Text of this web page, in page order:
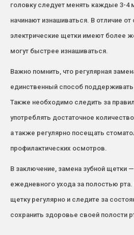
головку следует менять каждые 3-4
начинают изнашиваться. В отличие
электрические щетки имеют более
могут быстрее изнашиваться.
Важно помнить, что регулярная
единственный способ поддерживать
Также необходимо следить за
употреблять достаточное
а также регулярно посещать
профилактических осмотров.
В заключение, замена зубной щетки
ежедневного ухода за полостью
щетку регулярно и следите за
сохранить здоровье своей полости